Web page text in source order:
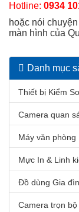
Danh mục
Thiết bị Kiểm
Camera quan
Máy văn phòng
Mực In & Linh
Đồ dùng Gia
Camera trọn
Hotline: 0934
hoặc nói
màn hình của